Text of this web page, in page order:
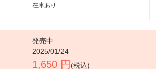
在庫あり
発売中
2025/01/24
1,650 円 (税込)